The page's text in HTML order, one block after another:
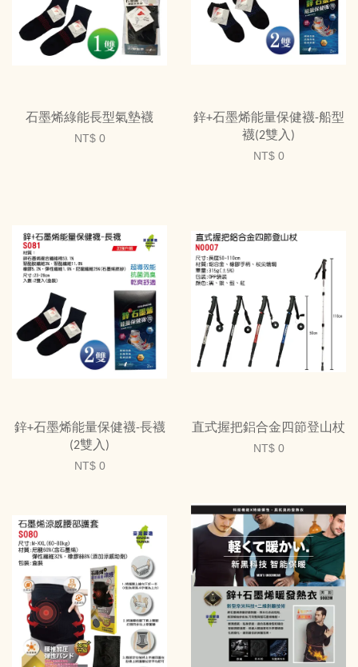
石墨烯綠能長型氣墊襪
NT$ 0
鋅+石墨烯能量保健襪-船型
襪(2雙入)
NT$ 0
鋅+石墨烯能量保健襪-長襪
(2雙入)
NT$ 0
直式握把鋁合金四節登山杖
NT$ 0